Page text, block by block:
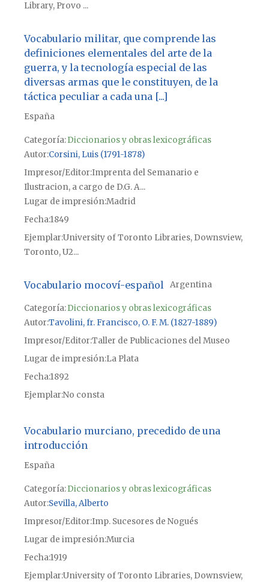
Library, Provo ...
Vocabulario militar, que comprende las
definiciones elementales del arte de la
guerra, y la tecnología especial de las
diversas armas que le constituyen, de la
táctica peculiar a cada una [...]
España
Categoría:Diccionarios y obras lexicográficas
Autor Corsini, Luis (1791-1878)
Impresor/Editor Imprenta del Semanario e
Ilustracion, a cargo de D.G. A...
Lugar de impresiónMadrid
Fecha1849
Ejemplar University of Toronto Libraries, Downsview,
Toronto, U2...
Vocabulario mocoví-español Argentina
Categoría:Diccionarios y obras lexicográficas
Autor Tavolini, fr. Francisco, O. F. M. (1827-1889)
Impresor/Editor Taller de Publicaciones del Museo
Lugar de impresiónLa Plata
Fecha1892
Ejemplar No consta
Vocabulario murciano, precedido de una
introducción
España
Categoría:Diccionarios y obras lexicográficas
Autor Sevilla, Alberto
Impresor/Editor Imp. Sucesores de Nogués
Lugar de impresiónMurcia
Fecha1919
Ejemplar University of Toronto Libraries, Downsview,